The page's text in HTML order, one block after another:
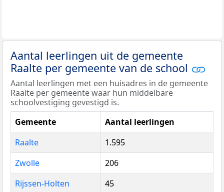
Aantal leerlingen uit de gemeente
Raalte per gemeente van de school
Aantal leerlingen met een huisadres in de gemeente
Raalte per gemeente waar hun middelbare
schoolvestiging gevestigd is.
Gemeente
Aantal leerlingen
Raalte
1.595
Zwolle
206
Rijssen-Holten
45